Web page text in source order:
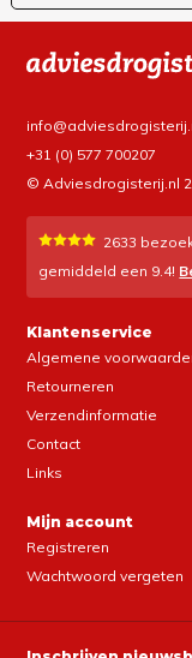
+31 (0) 577 700207
© Adviesdrogisterij.nl
2633
gemiddeld een 9.4!
Klantenservice
Algemene
Retourneren
Verzendinformatie
Contact
Links
Mijn account
Registreren
Wachtwoord vergeten